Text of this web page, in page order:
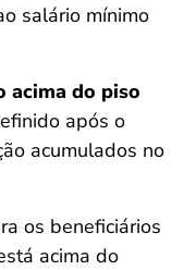
salário mínimo
acima do piso
após o
acumulados no
os beneficiários
acima do